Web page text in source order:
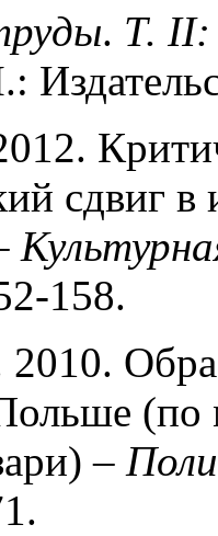
. Т. II:
сдвиг в
158.
(по
–